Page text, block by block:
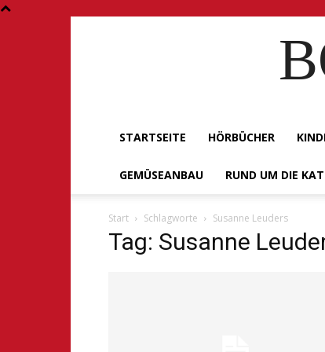
STARTSEITE HÖRBÜCHER
GEMÜSEANBAU RUND UM DIE
Start Schlagworte Susanne Leuders
Tag: Susanne